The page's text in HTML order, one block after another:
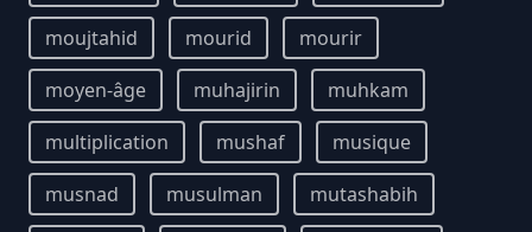
moujtahid
mourid
mourir
moyen-âge
muhajirin
muhkam
multiplication
mushaf
musique
musnad
musulman
mutashabih